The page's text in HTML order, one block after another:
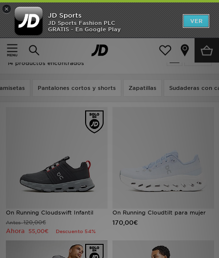
×
JD Sports
JD Sports Fashion PLC
GRATIS - En Google Play
VER
Página principal
Ultimas Tallas
Ultimas Tallas
14 productos encontrados
Pantalones cortos y shorts Zapatillas Sudaderas con
On Running Cloudswift Infantil
Antes120,00€
Ahora 55,00€ Descuento 54%
On Running Cloudtilt para mujer
170,00€
Hombre
Mujer
Niños
JD Fútbol
MI JD